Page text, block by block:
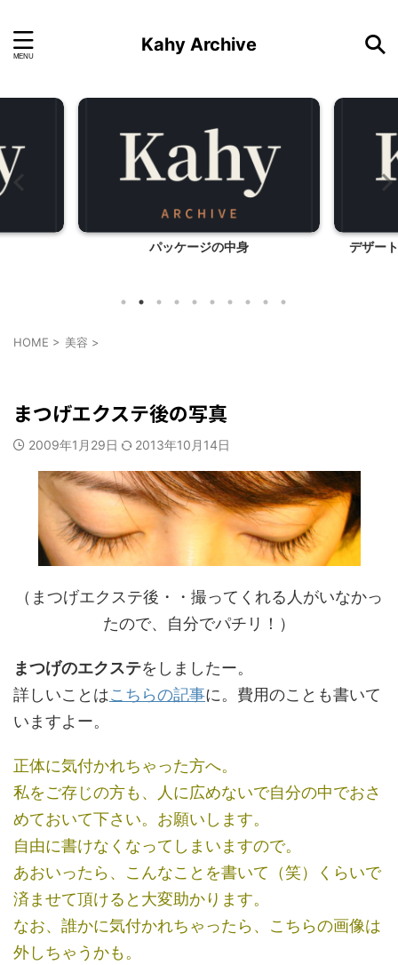
Kahy Archive
デザートサファリツアー、ドバイにて
HOME > 美容 >
まつげエクステ後の写真
2009年1月29日 2013年10月14日
（まつげエクステ後・・撮ってくれる人がいなかっ
たので、自分でパチリ！）
まつげのエクステをしましたー。
詳しいことはこちらの記事に。費用のことも書いて
いますよー。
正体に気付かれちゃった方へ。
私をご存じの方も、人に広めないで自分の中でおさ
めておいて下さい。お願いします。
自由に書けなくなってしまいますので。
あおいったら、こんなことを書いて（笑）くらいで
済ませて頂けると大変助かり ます。
なお、誰かに気付かれちゃったら、こちらの画像は
外しちゃうかも。